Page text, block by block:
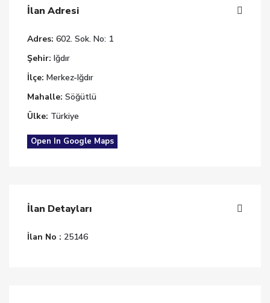
İlan Adresi
Adres: 602. Sok. No: 1
Şehir: Iğdır
İlçe: Merkez-Iğdır
Mahalle: Söğütlü
Ülke: Türkiye
Open In Google Maps
İlan Detayları
İlan No : 25146